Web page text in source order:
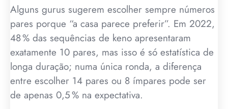
Alguns gurus sugerem escolher sempre números
pares porque “a casa parece preferir”. Em 2022,
48 % das sequências de keno apresentaram
exatamente 10 pares, mas isso é só estatística de
longa duração; numa única ronda, a diferença
entre escolher 14 pares ou 8 ímpares pode ser
de apenas 0,5 % na expectativa.